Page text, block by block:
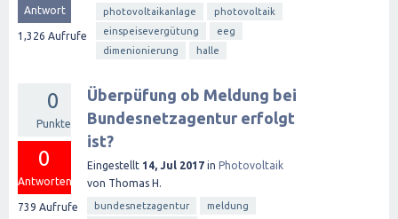
Antwort
1,326 Aufrufe
photovoltaikanlage
photovoltaik
einspeisevergütung
eeg
dimenionierung
halle
0
Punkte
0
Antworten
739 Aufrufe
Überpüfung ob Meldung bei
Bundesnetzagentur erfolgt
ist?
Eingestellt 14, Jul 2017 in Photovoltaik
von Thomas H.
bundesnetzagentur
meldung